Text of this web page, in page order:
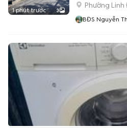
1 phút trước 3
Phường
BĐS Nguyễn